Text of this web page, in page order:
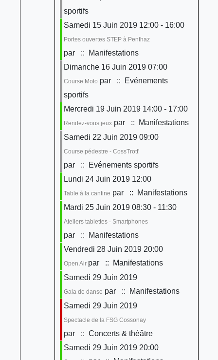
sportifs
Samedi 15 Juin 2019 12:00 - 16:00
Portes ouvertes STEP à Penthaz
par
:: Manifestations
Dimanche 16 Juin 2019 07:00
Course Moto par
:: Evénements
sportifs
Mercredi 19 Juin 2019 14:00 - 17:00
Rendez-vous jeuxpar
:: Manifestations
Samedi 22 Juin 2019 09:00
Course pédestre - CossTrott'
par
:: Evénements sportifs
Lundi 24 Juin 2019 12:00
Table à la cantine par
:: Manifestations
Mardi 25 Juin 2019 08:30 - 11:30
Ateliers tablettes - Smartphones
par
:: Manifestations
Vendredi 28 Juin 2019 20:00
Open Air par
:: Manifestations
Samedi 29 Juin 2019
Gala de danse par
:: Manifestations
Samedi 29 Juin 2019
Spectacle de la FSG Cossonay
par
:: Concerts & théâtre
Samedi 29 Juin 2019 20:00